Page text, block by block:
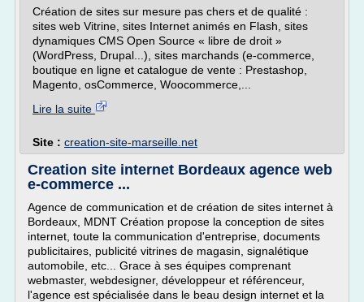
Création de sites sur mesure pas chers et de qualité :
sites web Vitrine, sites Internet animés en Flash, sites
dynamiques CMS Open Source « libre de droit »
(WordPress, Drupal...), sites marchands (e-commerce,
boutique en ligne et catalogue de vente : Prestashop,
Magento, osCommerce, Woocommerce,...
Lire la suite
Site : creation-site-marseille.net
Creation site internet Bordeaux agence web
e-commerce ...
Agence de communication et de création de sites internet à
Bordeaux, MDNT Création propose la conception de sites
internet, toute la communication d'entreprise, documents
publicitaires, publicité vitrines de magasin, signalétique
automobile, etc... Grace à ses équipes comprenant
webmaster, webdesigner, développeur et référenceur,
l'agence est spécialisée dans le beau design internet et la